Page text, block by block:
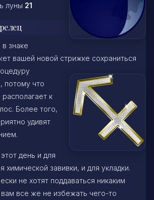
луны 21
знаке
вашей новой стрижке сохраниться
потому что
к
Более того,
удивят
день и для
химической завивки, и для укладки.
не хотят поддаваться никаким
все же не избежать чего-то